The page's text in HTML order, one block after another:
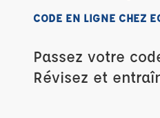
CODE EN LIGNE CHEZ
Passez votre
Révisez et